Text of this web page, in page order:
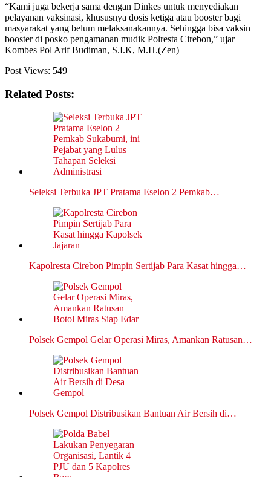
“Kami juga bekerja sama dengan Dinkes untuk menyediakan
pelayanan vaksinasi, khususnya dosis ketiga atau booster bagi
masyarakat yang belum melaksanakannya. Sehingga bisa vaksin
booster di posko pengamanan mudik Polresta Cirebon,” ujar
Kombes Pol Arif Budiman, S.I.K, M.H.(Zen)
Post Views: 549
Related Posts:
Seleksi Terbuka JPT Pratama Eselon 2 Pemkab…
Kapolresta Cirebon Pimpin Sertijab Para Kasat hingga…
Polsek Gempol Gelar Operasi Miras, Amankan Ratusan…
Polsek Gempol Distribusikan Bantuan Air Bersih di…